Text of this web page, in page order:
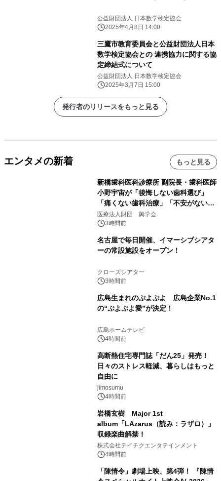
公益財団法人 日本数学検定協会
2025年4月8日 14:00
三鷹市教育委員会と公益財団法人日本
数学検定協会との 連携協力に関する協
定締結式について
公益財団法人 日本数学検定協会
2025年3月7日 15:00
発行者のリリースをもっと見る
エンタメの新着 もっと見る
新橋歯科医科診療所 副院長・歯科医師
小野宇宙が「後悔しない歯科選び」
「痛くない歯科治療」「不安がない治
療計画」をテーマに専門監修
医療法人財団 興学会
3時間前
名古屋で毎日開催、イマーシブシアタ
ーの常設施設をオープン！
クローズシアター
3時間前
広島生まれのぷよぷよ 広島企業No.1
の“ぷよぷよ愛”が決定！
広島ホームテレビ
4時間前
高断熱住宅専門誌「だん25」発売！
日々のストレス軽減、暮らしはもっと
自由に
jimosumu
4時間前
岩橋玄樹 Major 1st
album「LAzarus（読み：ラザロ）」
収録楽曲解禁！
株式会社テイチクエンタテインメント
4時間前
「陳情令」劇場上映、第4弾！ 『陳情